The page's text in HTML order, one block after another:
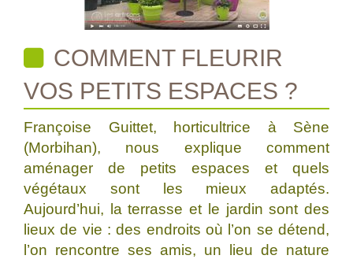
COMMENT FLEURIR
VOS PETITS ESPACES ?
Françoise Guittet, horticultrice à Sène
(Morbihan), nous explique comment
aménager de petits espaces et quels
végétaux sont les mieux adaptés.
Aujourd’hui, la terrasse et le jardin sont des
lieux de vie : des endroits où l’on se détend,
l’on rencontre ses amis, un lieu de nature